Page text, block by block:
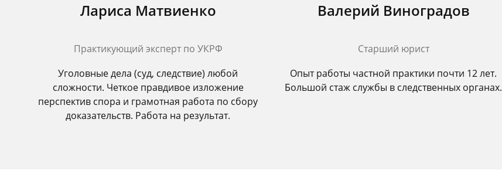
Лариса Матвиенко
Практикующий эксперт по УКРФ
Уголовные дела (суд, следствие) любой
сложности. Четкое правдивое изложение
перспектив спора и грамотная работа по сбору
доказательств. Работа на результат.
Валерий Виноградов
Старший юрист
Опыт работы частной практики почти 12 лет.
Большой стаж службы в следственных органах.